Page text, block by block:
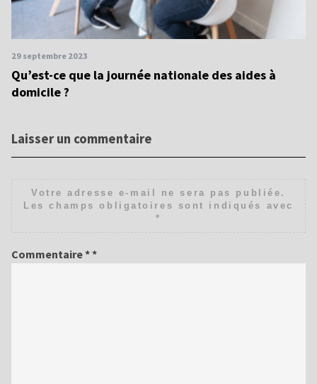
29 septembre 2023
Qu’est-ce que la journée nationale des aides à
domicile ?
Laisser un commentaire
Votre adresse e-mail ne sera pas publiée.
Les champs obligatoires sont indiqués avec
*
Commentaire*